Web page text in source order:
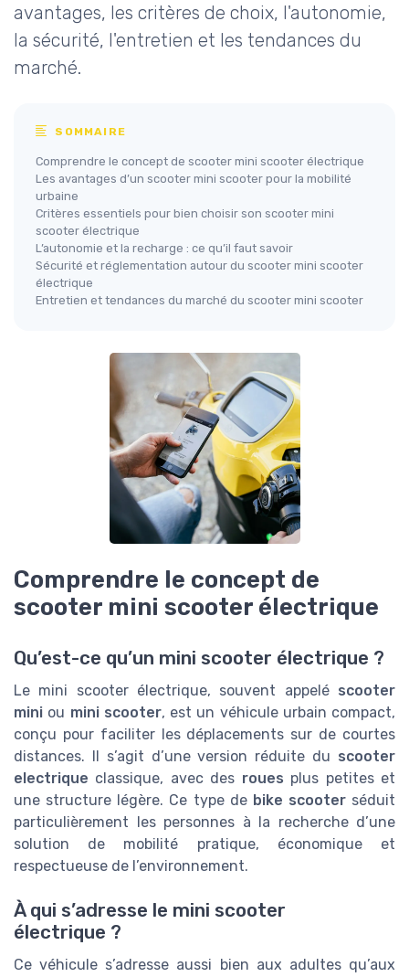
avantages, les critères de choix, l'autonomie,
la sécurité, l'entretien et les tendances du
marché.
SOMMAIRE
Comprendre le concept de scooter mini scooter électrique
Les avantages d’un scooter mini scooter pour la mobilité
urbaine
Critères essentiels pour bien choisir son scooter mini
scooter électrique
L’autonomie et la recharge : ce qu’il faut savoir
Sécurité et réglementation autour du scooter mini scooter
électrique
Entretien et tendances du marché du scooter mini scooter
Comprendre le concept de
scooter mini scooter électrique
Qu’est-ce qu’un mini scooter électrique ?
Le mini scooter électrique, souvent appelé scooter
mini ou mini scooter, est un véhicule urbain compact,
conçu pour faciliter les déplacements sur de courtes
distances. Il s’agit d’une version réduite du scooter
electrique classique, avec des roues plus petites et
une structure légère. Ce type de bike scooterséduit
particulièrement les personnes à la recherche d’une
solution de mobilité pratique, économique et
respectueuse de l’environnement.
À qui s’adresse le mini scooter
électrique ?
Ce véhicule s’adresse aussi bien aux adultes qu’aux